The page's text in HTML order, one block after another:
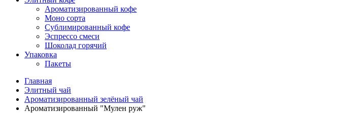
Ароматизированный кофе
Моно сорта
Сублимированный кофе
Эспрессо смеси
Шоколад горячий
Упаковка
Пакеты
Главная
Элитный чай
Ароматизированный зелёный чай
Ароматизированный "Мулен руж"